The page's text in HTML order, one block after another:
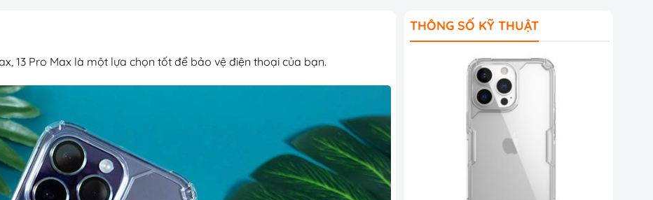
13 Pro Max là một lựa chọn tốt để bảo vệ điện thoại của bạn.
THÔNG SỐ KỸ THUẬT